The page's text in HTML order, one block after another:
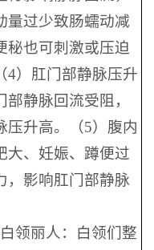
量过少致肠蠕动减
秘也可刺激或压迫
4）肛门部静脉压升
静脉回流受阻，
压升高。（5）腹内
大、妊娠、蹲便过
，影响肛门部静脉
领丽人：白领们整